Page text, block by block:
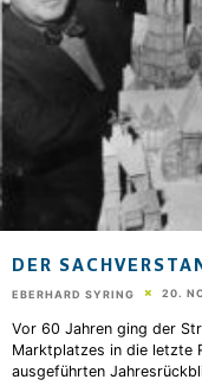
DER
EBERHARD SYRING 20.
Vor 60 Jahren ging der
Marktplatzes in die letzte
ausgeführten